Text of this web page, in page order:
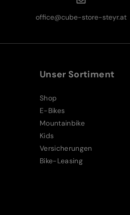
office@cube-store-steyr.at
Unser Sortiment
Shop
E-Bikes
Mountainbike
Kids
Versicherungen
Bike-Leasing